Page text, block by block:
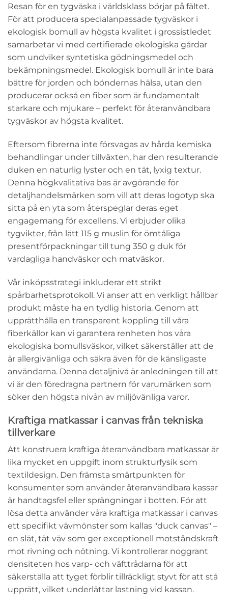
Resan för en tygväska i världsklass börjar på fältet.
För att producera specialanpassade tygväskor i
ekologisk bomull av högsta kvalitet i grossistledet
samarbetar vi med certifierade ekologiska gårdar
som undviker syntetiska gödningsmedel och
bekämpningsmedel. Ekologisk bomull är inte bara
bättre för jorden och böndernas hälsa, utan den
producerar också en fiber som är fundamentalt
starkare och mjukare – perfekt för återanvändbara
tygväskor av högsta kvalitet.
Eftersom fibrerna inte försvagas av hårda kemiska
behandlingar under tillväxten, har den resulterande
duken en naturlig lyster och en tät, lyxig textur.
Denna högkvalitativa bas är avgörande för
detaljhandelsmärken som vill att deras logotyp ska
sitta på en yta som återspeglar deras eget
engagemang för excellens. Vi erbjuder olika
tygvikter, från lätt 115 g muslin för ömtåliga
presentförpackningar till tung 350 g duk för
vardagliga handväskor och matväskor.
Vår inköpsstrategi inkluderar ett strikt
spårbarhetsprotokoll. Vi anser att en verkligt hållbar
produkt måste ha en tydlig historia. Genom att
upprätthålla en transparent koppling till våra
fiberkällor kan vi garantera renheten hos våra
ekologiska bomullsväskor, vilket säkerställer att de
är allergivänliga och säkra även för de känsligaste
användarna. Denna detaljnivå är anledningen till att
vi är den föredragna partnern för varumärken som
söker den högsta nivån av miljövänliga varor.
Kraftiga matkassar i canvas från tekniska
tillverkare
Att konstruera kraftiga återanvändbara matkassar är
lika mycket en uppgift inom strukturfysik som
textildesign. Den främsta smärtpunkten för
konsumenter som använder återanvändbara kassar
är handtagsfel eller sprängningar i botten. För att
lösa detta använder våra kraftiga matkassar i canvas
ett specifikt vävmönster som kallas "duck canvas" –
en slät, tät väv som ger exceptionell motståndskraft
mot rivning och nötning. Vi kontrollerar noggrant
densiteten hos varp- och väfttrådarna för att
säkerställa att tyget förblir tillräckligt styvt för att stå
upprätt, vilket underlättar lastning vid kassan.